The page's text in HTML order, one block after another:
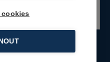
Fakturační údaje
cookies